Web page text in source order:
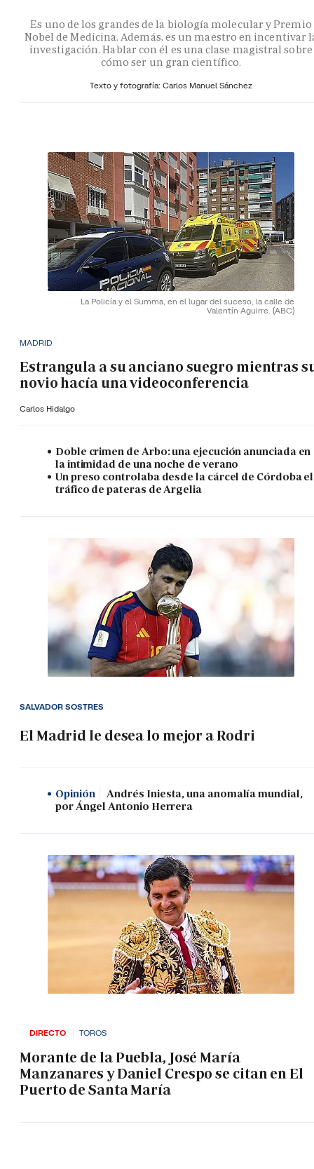
Es uno de los grandes de la biología molecular y Premio
Nobel de Medicina. Además, es un maestro en incentivar
investigación. Hablar con él es una clase magistral sobre
cómo ser un gran científico.
Texto y fotografía: Carlos Manuel Sánchez
La Policía y el Summa, en el lugar del suceso, la calle de
Valentín Aguirre. (ABC)
MADRID
Estrangula a su anciano suegro mientras
novio hacía una videoconferencia
Carlos Hidalgo
Doble crimen de Arbo: una ejecución anunciada en
la intimidad de una noche de verano
Un preso controlaba desde la cárcel de Córdoba el
tráfico de pateras de Argelia
El Madrid le desea lo mejor a Rodri
SALVADOR SOSTRES
Opinión
Andrés Iniesta, una anomalía mundial,
por Ángel Antonio Herrera
DIRECTO TOROS
Morante de la Puebla, José María
Manzanares y Daniel Crespo se citan en El
Puerto de Santa María